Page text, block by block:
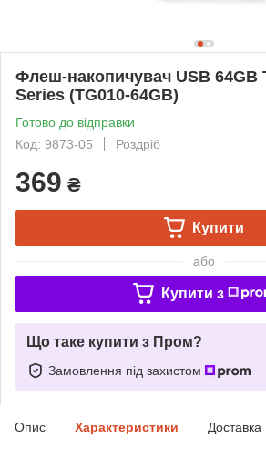
Флеш-накопичувач USB 64GB
Series (TG010-64GB)
Готово до відправки
Код: 9873-05
Роздріб
369 ₴
Купити
або
Купити з
Що таке купити з Пром?
Замовлення під захистом
Опис Характеристики Доставка